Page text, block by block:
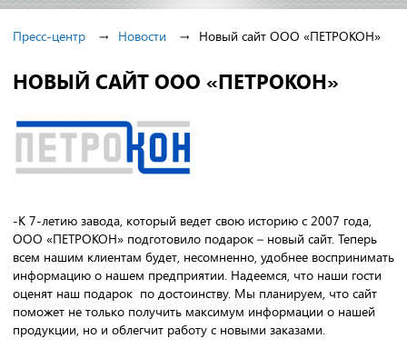
Пресс-центр Новости Новый сайт ООО «ПЕТРОКОН»
НОВЫЙ САЙТ ООО «ПЕТРОКОН»
-К 7-летию завода, который ведет свою историю с 2007 года,
ООО «ПЕТРОКОН» подготовило подарок – новый сайт. Теперь
всем нашим клиентам будет, несомненно, удобнее воспринимать
информацию о нашем предприятии. Надеемся, что наши гости
оценят наш подарок по достоинству. Мы планируем, что сайт
поможет не только получить максимум информации о нашей
продукции, но и облегчит работу с новыми заказами.